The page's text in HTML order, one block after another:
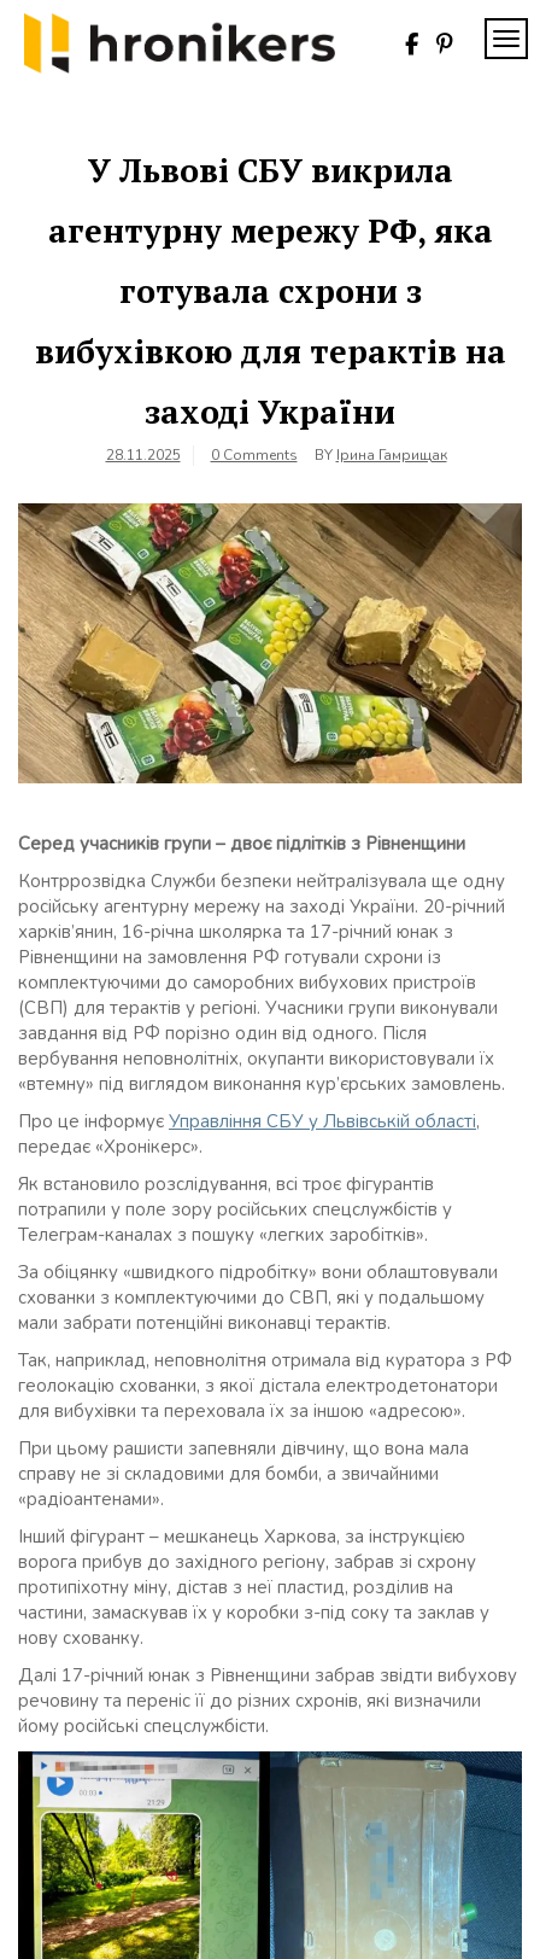
Skip
content
У Львові СБУ викрила
агентурну мережу РФ, яка
готувала схрони з
вибухівкою для терактів на
заході України
28.11.2025 0 Comments BY Ірина Гамрищак
Серед учасників групи – двоє підлітків з Рівненщини
Контррозвідка Служби безпеки нейтралізувала ще одну
російську агентурну мережу на заході України. 20-річний
харків’янин, 16-річна школярка та 17-річний юнак з
Рівненщини на замовлення РФ готували схрони із
комплектуючими до саморобних вибухових пристроїв
(СВП) для терактів у регіоні. Учасники групи виконували
завдання від РФ порізно один від одного. Після
вербування неповнолітніх, окупанти використовували їх
«втемну» під виглядом виконання кур’єрських замовлень.
Про це інформує Управління СБУ у Львівській області,
передає «Хронікерс».
Як встановило розслідування, всі троє фігурантів
потрапили у поле зору російських спецслужбістів у
Телеграм-каналах з пошуку «легких заробітків».
За обіцянку «швидкого підробітку» вони облаштовували
схованки з комплектуючими до СВП, які у подальшому
мали забрати потенційні виконавці терактів.
Так, наприклад, неповнолітня отримала від куратора з РФ
геолокацію схованки, з якої дістала електродетонатори
для вибухівки та переховала їх за іншою «адресою».
При цьому рашисти запевняли дівчину, що вона мала
справу не зі складовими для бомби, а звичайними
«радіоантенами».
Інший фігурант – мешканець Харкова, за інструкцією
ворога прибув до західного регіону, забрав зі схрону
протипіхотну міну, дістав з неї пластид, розділив на
частини, замаскував їх у коробки з-під соку та заклав у
нову схованку.
Далі 17-річний юнак з Рівненщини забрав звідти вибухову
речовину та переніс її до різних схронів, які визначили
йому російські спецслужбісти.